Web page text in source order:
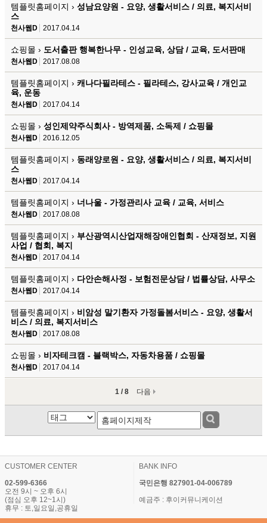
템플릿홈페이지 › 성남요양원 - 요양, 생활서비스 / 의료, 복지서비
스
천사웹D 2017.04.14
쇼핑몰 › 도서출판 행복한나무 - 인성교육, 상담 / 교육, 도서판매
천사웹D 2017.08.08
템플릿홈페이지 › 캐나다필라테스 - 필라테스, 강사교육 / 개인교
육, 운동
천사웹D 2017.04.14
쇼핑몰 › 성인제약주식회사 - 방역제품, 소독제 / 쇼핑몰
천사웹D 2016.12.05
템플릿홈페이지 › 동래양로원 - 요양, 생활서비스 / 의료, 복지서비
스
천사웹D 2017.04.14
템플릿홈페이지 › 너나울 - 가정관리사 교육 / 교육, 서비스
천사웹D 2017.08.08
템플릿홈페이지 › 부산광역시산업재해장애인협회 - 산재정보, 지원
사업 / 협회, 복지
천사웹D 2017.04.14
템플릿홈페이지 › 다안손해사정 - 보험전문상담 / 법률상담, 사무소
천사웹D 2017.04.14
템플릿홈페이지 › 비암성 말기환자 가정돌봄서비스 - 요양, 생활서
비스 / 의료, 복지서비스
천사웹D 2017.08.08
쇼핑몰 › 비자테크캠 - 블랙박스, 자동차용품 / 쇼핑몰
천사웹D 2017.04.14
1 / 8 다음
CUSTOMER CENTER
02-599-6366
오전 9시 ~ 오후 6시
(점심 오후 12~1시)
휴무 : 토,일요일,공휴일
BANK INFO
국민은행 827901-04-006789
예금주 : 후이커뮤니케이션